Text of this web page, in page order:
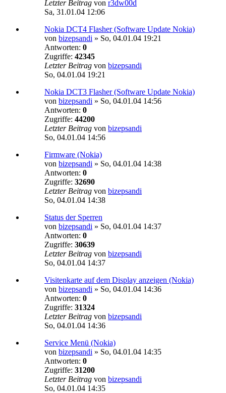
Letzter Beitrag von r3dw00d
Sa, 31.01.04 12:06
Nokia DCT4 Flasher (Software Update Nokia)
von bizepsandi » So, 04.01.04 19:21
Antworten: 0
Zugriffe: 42345
Letzter Beitrag von bizepsandi
So, 04.01.04 19:21
Nokia DCT3 Flasher (Software Update Nokia)
von bizepsandi » So, 04.01.04 14:56
Antworten: 0
Zugriffe: 44200
Letzter Beitrag von bizepsandi
So, 04.01.04 14:56
Firmware (Nokia)
von bizepsandi » So, 04.01.04 14:38
Antworten: 0
Zugriffe: 32690
Letzter Beitrag von bizepsandi
So, 04.01.04 14:38
Status der Sperren
von bizepsandi » So, 04.01.04 14:37
Antworten: 0
Zugriffe: 30639
Letzter Beitrag von bizepsandi
So, 04.01.04 14:37
Visitenkarte auf dem Display anzeigen (Nokia)
von bizepsandi » So, 04.01.04 14:36
Antworten: 0
Zugriffe: 31324
Letzter Beitrag von bizepsandi
So, 04.01.04 14:36
Service Menü (Nokia)
von bizepsandi » So, 04.01.04 14:35
Antworten: 0
Zugriffe: 31200
Letzter Beitrag von bizepsandi
So, 04.01.04 14:35